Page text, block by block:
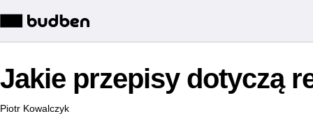
Jakie przepisy dotyczą
Piotr Kowalczyk